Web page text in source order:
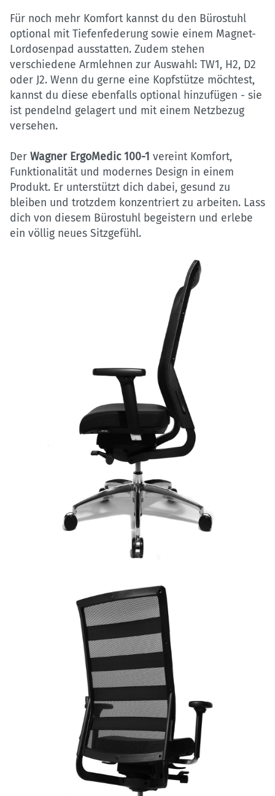
Für noch mehr Komfort kannst du den Bürostuhl
optional mit Tiefenfederung sowie einem Magnet-
Lordosenpad ausstatten. Zudem stehen
verschiedene Armlehnen zur Auswahl: TW1, H2, D2
oder J2. Wenn du gerne eine Kopfstütze möchtest,
kannst du diese ebenfalls optional hinzufügen - sie
ist pendelnd gelagert und mit einem Netzbezug
versehen.
Der Wagner ErgoMedic 100-1 vereint Komfort,
Funktionalität und modernes Design in einem
Produkt. Er unterstützt dich dabei, gesund zu
bleiben und trotzdem konzentriert zu arbeiten. Lass
dich von diesem Bürostuhl begeistern und erlebe
ein völlig neues Sitzgefühl.